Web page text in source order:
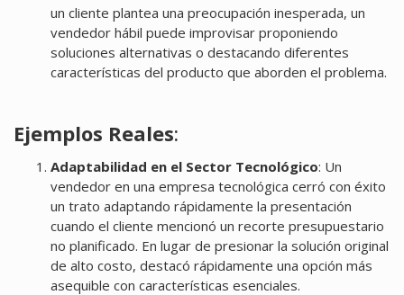
un cliente plantea una preocupación inesperada, un
vendedor hábil puede improvisar proponiendo
soluciones alternativas o destacando diferentes
características del producto que aborden el problema.
Ejemplos Reales:
Adaptabilidad en el Sector Tecnológico: Un
vendedor en una empresa tecnológica cerró con éxito
un trato adaptando rápidamente la presentación
cuando el cliente mencionó un recorte presupuestario
no planificado. En lugar de presionar la solución original
de alto costo, destacó rápidamente una opción más
asequible con características esenciales.